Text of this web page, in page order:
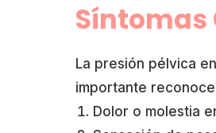
Síntomas
La presión pélvica
importante
Dolor o molestia